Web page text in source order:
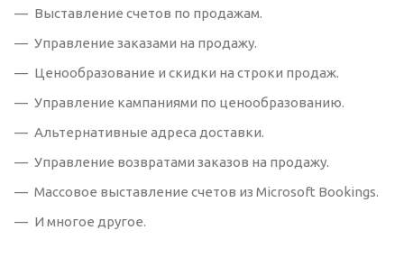
Выставление счетов по продажам.
Управление заказами на продажу.
Ценообразование и скидки на строки продаж.
Управление кампаниями по ценообразованию.
Альтернативные адреса доставки.
Управление возвратами заказов на продажу.
Массовое выставление счетов из Microsoft Bookings.
И многое другое.